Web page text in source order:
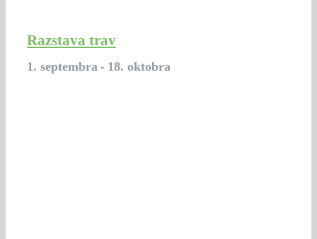
Razstava trav
1. septembra - 18. oktobra